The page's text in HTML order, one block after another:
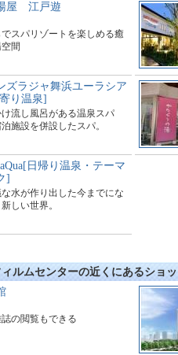
屋 江戸遊
スパリゾートを楽しめる癒
間
ズラジャ舞浜ユーラシア
り温泉]
流し風呂がある温泉スパ
施設を併設したスパ。
日帰り温泉・テーマ
]
水が作り出した今までにな
しい世界。
ルムセンターの近くにあるショ
の閲覧もできる